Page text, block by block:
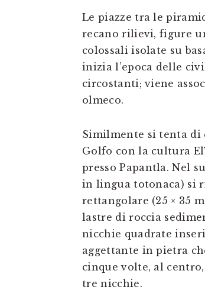
Le piazze tra le
recano rilievi, figure
colossali isolate su
inizia l’epoca delle
circostanti; viene
olmeco.
Similmente si tenta di
Golfo con la cultura
presso Papantla. Nel
in lingua totonaca) si
rettangolare (25 × 35
lastre di roccia
nicchie quadrate
aggettante in pietra
cinque volte, al
tre nicchie.